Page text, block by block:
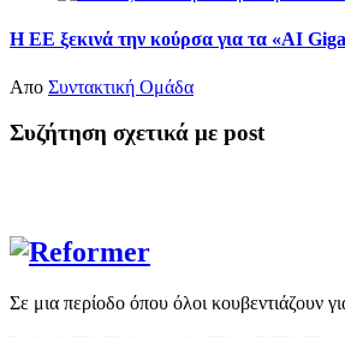
Η ΕΕ ξεκινά την κούρσα για τα «AI
Απο Συντακτική Ομάδα
Συζήτηση σχετικά με post
Σε μια περίοδο όπου όλοι κουβεντιάζουν